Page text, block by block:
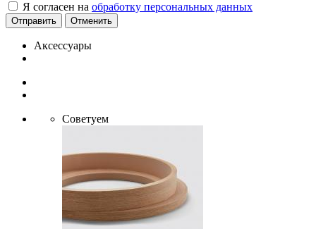
Я согласен на обработку персональных данных
Отменить
Аксессуары
Советуем